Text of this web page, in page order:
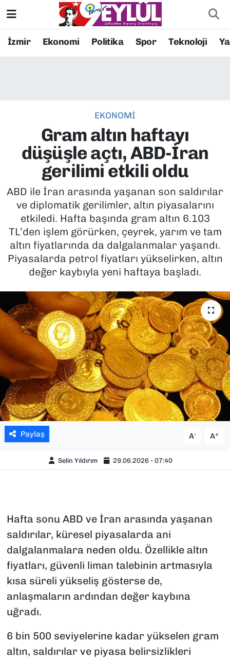
İzmir Ekonomi Politika Spor Teknoloji
EKONOMİ
Gram altın haftayı
düşüşle açtı, ABD-İran
gerilimi etkili oldu
ABD ile İran arasında yaşanan son saldırılar
ve diplomatik gerilimler, altın piyasalarını
etkiledi. Hafta başında gram altın 6.103
TL’den işlem görürken, çeyrek, yarım ve tam
altın fiyatlarında da dalgalanmalar yaşandı.
Piyasalarda petrol fiyatları yükselirken, altın
değer kaybıyla yeni haftaya başladı.
Paylaş A- A+
Selin Yıldırım 29.06.2026 - 07:40
Hafta sonu ABD ve İran arasında yaşanan
saldırılar, küresel piyasalarda ani
dalgalanmalara neden oldu. Özellikle altın
fiyatları, güvenli liman talebinin artmasıyla
kısa süreli yükseliş gösterse de,
anlaşmaların ardından değer kaybına
uğradı.
6 bin 500 seviyelerine kadar yükselen gram
altın, saldırılar ve piyasa belirsizlikleri
Resmi İlanlar
EKONOMİ
KÜLTÜR SANAT
MAGAZİN
POLİTİKA
SAĞLIK
SPOR
TEKNOLOJİ
YAŞAM
YEREL YÖNETİMLER
Konak Nöbetçi Eczaneler
Süper Lig Puan Durumu ve Fikstür
Tüm Manşetler
Son Dakika Haberleri
Haber Arşivi